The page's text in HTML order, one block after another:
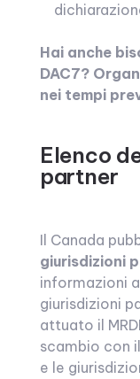
Hai anche
DAC7?
nei tempi
Elenco
partner
Il Canada
giurisdizioni
informazioni
giurisdizioni
attuato il
scambio con
e le